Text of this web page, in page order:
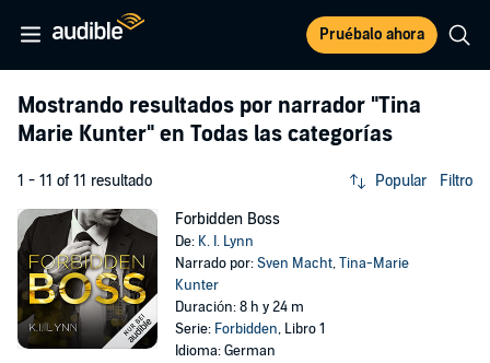
Pruébalo ahora
Mostrando resultados por narrador "Tina
Marie Kunter" en Todas las categorías
1 - 11 of 11 resultado Popular Filtro
Forbidden Boss
De: K. I. Lynn
Narrado por:Sven Macht,Tina-Marie
Kunter
Duración: 8 h y 24 m
Serie: Forbidden, Libro 1
Idioma: German